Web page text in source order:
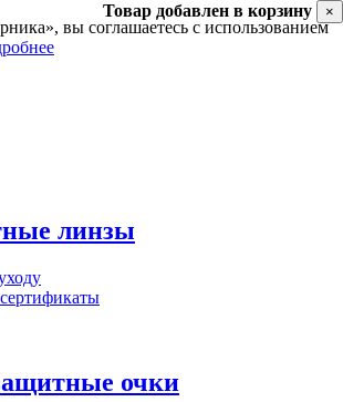
вы соглашаетесь с использованием
линзы
очки
Товар добавлен в корзину ×